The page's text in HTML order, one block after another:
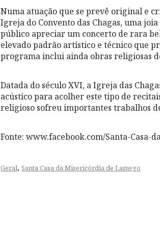
Numa atuação que se prevê original e
Igreja do Convento das Chagas, uma
público apreciar um concerto de rara
elevado padrão artístico e técnico que
programa inclui ainda obras religiosas
Datada do século XVI, a Igreja das
acústico para acolher este tipo de
religioso sofreu importantes trabalhos
Fonte: www.facebook.com/Santa-Casa-
Geral, Santa Casa da Misericórdia de Lamego